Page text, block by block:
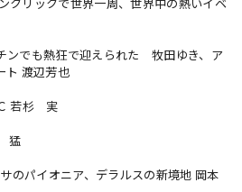
クリックで世界一周、世界中の熱いイベ
ンでも熱狂で迎えられた 牧田ゆき、ア
ト 渡辺芳也
若杉 実
猛
のパイオニア、デラルスの新境地 岡本